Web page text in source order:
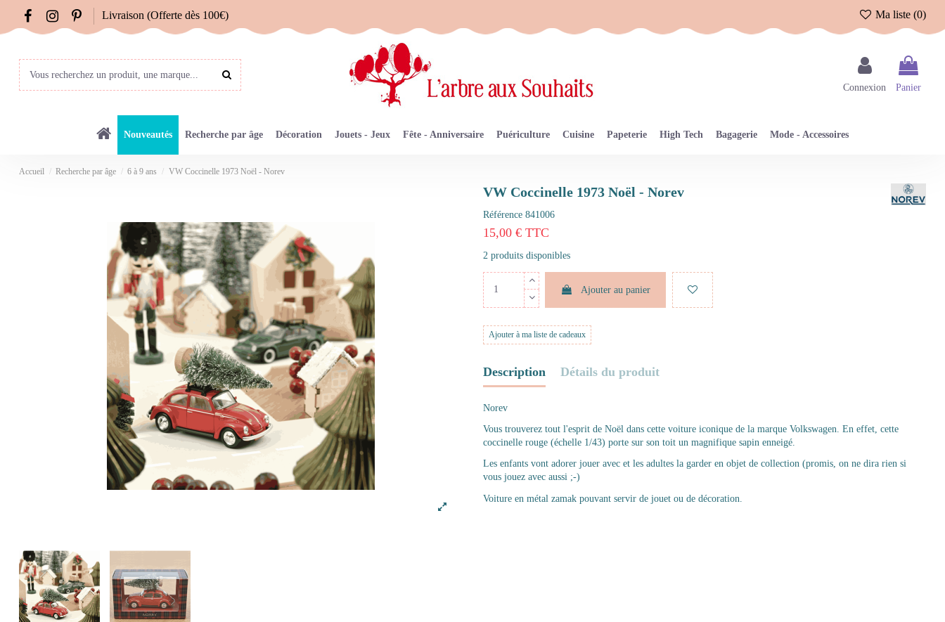
Livraison (Offerte dès 100€) Ma liste (0)
Connexion Panier
Nouveautés Recherche par âge Décoration Jouets - Jeux Fête - Anniversaire Puériculture Cuisine Papeterie High Tech Bagagerie Mode - Accessoires
Accueil Recherche par âge 6 à 9 ans VW Coccinelle 1973 Noël - Norev
VW Coccinelle 1973 Noël - Norev
Référence 841006
15,00 € TTC
2 produits disponibles
Ajouter au panier
Ajouter à ma liste de cadeaux
Description Détails du produit
Norev
Vous trouverez tout l'esprit de Noël dans cette voiture iconique de la marque Volkswagen. En effet, cette
coccinelle rouge (échelle 1/43) porte sur son toit un magnifique sapin enneigé.
Les enfants vont adorer jouer avec et les adultes la garder en objet de collection (promis, on ne dira rien si
vous jouez avec aussi ;-)
Voiture en métal zamak pouvant servir de jouet ou de décoration.